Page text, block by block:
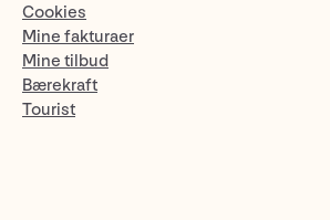
Cookies
Mine fakturaer
Mine tilbud
Bærekraft
Tourist